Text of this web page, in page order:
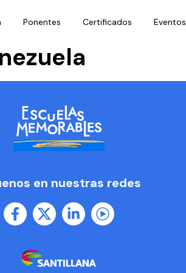
Ponentes Certificados Eventos
en nuestras redes